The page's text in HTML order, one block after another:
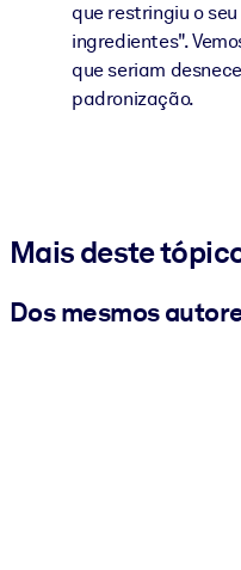
que restringiu o
ingredientes".
que seriam
padronização.
Mais deste
Dos mesmos